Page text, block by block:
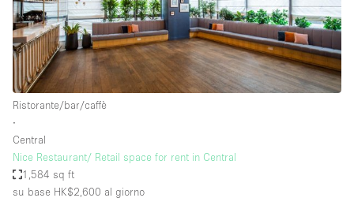
Ristorante/bar/caffè
∙
Central
Nice Restaurant/ Retail space for rent in Central
1,584 sq ft
su base HK$2,600 al giorno